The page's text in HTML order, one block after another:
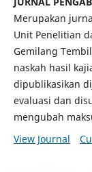
Merupakan
Unit Penelitian
Gemilang
naskah hasil
dipublikasikan
evaluasi dan
mengubah
View Journal